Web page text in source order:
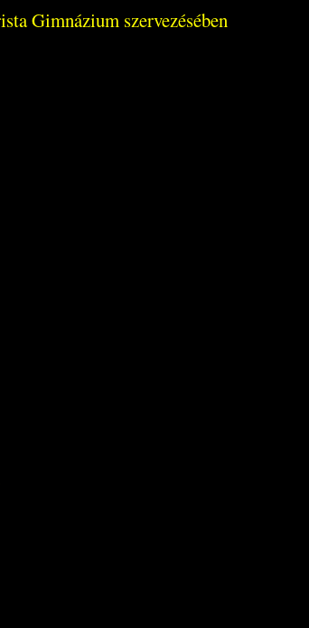
Gimnázium szervezésében